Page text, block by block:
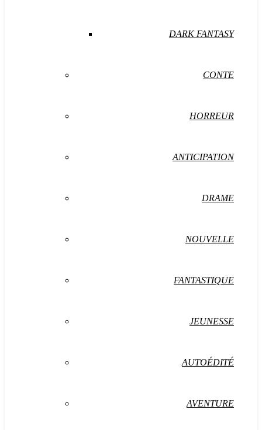
DARK FANTASY
CONTE
HORREUR
ANTICIPATION
DRAME
NOUVELLE
FANTASTIQUE
JEUNESSE
AUTOÉDITÉ
AVENTURE